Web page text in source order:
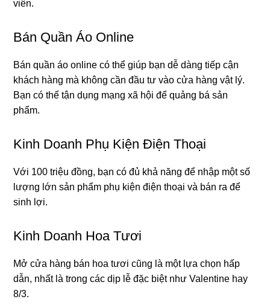
viên.
Bán Quần Áo Online
Bán quần áo online có thể giúp bạn dễ dàng tiếp cận
khách hàng mà không cần đầu tư vào cửa hàng vật lý.
Bạn có thể tận dụng mạng xã hội để quảng bá sản
phẩm.
Kinh Doanh Phụ Kiện Điện Thoại
Với 100 triệu đồng, bạn có đủ khả năng để nhập một số
lượng lớn sản phẩm phụ kiện điện thoại và bán ra để
sinh lợi.
Kinh Doanh Hoa Tươi
Mở cửa hàng bán hoa tươi cũng là một lựa chọn hấp
dẫn, nhất là trong các dịp lễ đặc biệt như Valentine hay
8/3.